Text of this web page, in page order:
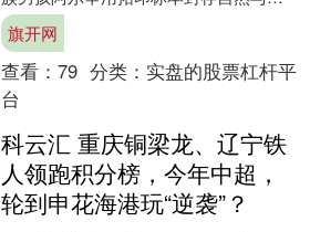
忆，却在成长中第一次触碰离别。 4月
14日，曾在海内....
旗开网
查看： 79 分类： 实盘的股票杠杆平
台
科云汇 重庆铜梁龙、辽宁铁
人领跑积分榜，今年中超，
轮到申花海港玩“逆袭”？